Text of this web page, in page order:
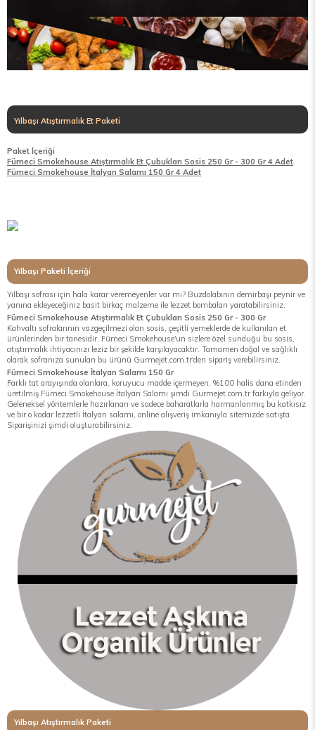
Yılbaşı Atıştırmalık Et Paketi
Paket İçeriği
Fümeci Smokehouse Atıştırmalık Et Çubukları Sosis 250 Gr - 300 Gr 4 Adet
Fümeci Smokehouse İtalyan Salamı 150 Gr 4 Adet
Yılbaşı Paketi İçeriği
Yılbaşı sofrası için hala karar veremeyenler var mı? Buzdolabının demirbaşı peynir ve
yanına ekleyeceğiniz basit birkaç malzeme ile lezzet bombaları yaratabilirsiniz.
Fümeci Smokehouse Atıştırmalık Et Çubukları Sosis 250 Gr - 300 Gr
Kahvaltı sofralarının vazgeçilmezi olan sosis, çeşitli yemeklerde de kullanılan et
ürünlerinden bir tanesidir. Fümeci Smokehouse'un sizlere özel sunduğu bu sosis,
atıştırmalık ihtiyacınızı leziz bir şekilde karşılayacaktır. Tamamen doğal ve sağlıklı
olarak sofranıza sunulan bu ürünü Gurmejet.com.tr'den sipariş verebilirsiniz.
Fümeci Smokehouse İtalyan Salamı 150 Gr
Farklı tat arayışında olanlara, koruyucu madde içermeyen, %100 halis dana etinden
üretilmiş Fümeci Smokehouse İtalyan Salamı şimdi Gurmejet.com.tr farkıyla geliyor.
Geleneksel yöntemlerle hazırlanan ve sadece baharatlarla harmanlanmış bu katkısız
ve bir o kadar lezzetli İtalyan salamı, online alışveriş imkanıyla sitemizde satışta.
Siparişinizi şimdi oluşturabilirsiniz.
Yılbaşı Atıştırmalık Paketi